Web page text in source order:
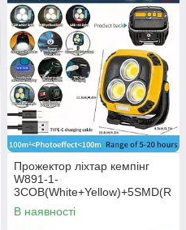
Прожектор ліхтар кемпінг
W891-1-
3COB(White+Yellow)+5SMD(R
ed) Power bank YF-32
В наявності